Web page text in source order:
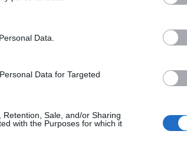
Data.
Data for Targeted
Sale, and/or Sharing
with the Purposes for which it